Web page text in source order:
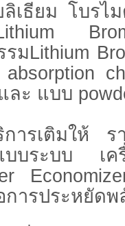
เธียม โบรไ
มLithium
ละ แบบ
ารเติมให้ ร
บบระบบ เค
การประหยัด